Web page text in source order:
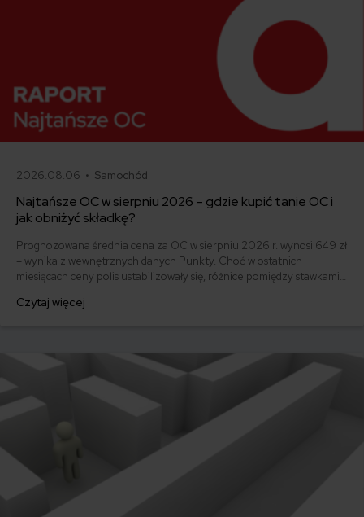
2026.08.06 • Samochód
Najtańsze OC w sierpniu 2026 – gdzie kupić tanie OC i
jak obniżyć składkę?
Prognozowana średnia cena za OC w sierpniu 2026 r. wynosi 649 zł
– wynika z wewnętrznych danych Punkty. Choć w ostatnich
miesiącach ceny polis ustabilizowały się, różnice pomiędzy stawkami
500 zł, inni – powyżej 1500 zł. Gdzie znaleźć najtańsze OC w Polsce
Czytaj więcej